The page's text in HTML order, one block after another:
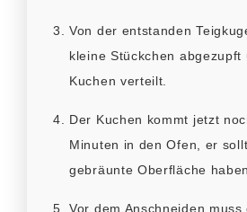
Von der entstanden
kleine Stückchen abgezupft
Kuchen verteilt.
Der Kuchen kommt jetzt
Minuten in den Ofen, er
gebräunte Oberfläche haben.
Vor dem Anschneiden muss